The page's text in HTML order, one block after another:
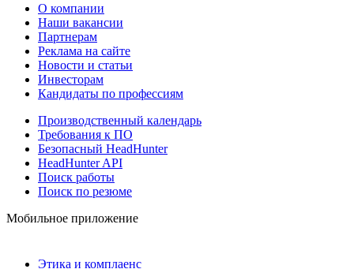
О компании
Наши вакансии
Партнерам
Реклама на сайте
Новости и статьи
Инвесторам
Кандидаты по профессиям
Производственный календарь
Требования к ПО
Безопасный HeadHunter
HeadHunter API
Поиск работы
Поиск по резюме
Мобильное приложение
Этика и комплаенс